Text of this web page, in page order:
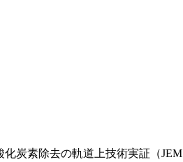
素除去の軌道上技術実証（JEM